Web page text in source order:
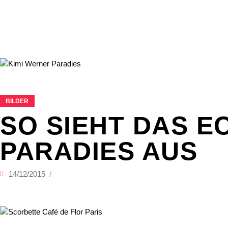
BILDER
SO SIEHT DAS
PARADIES AUS
14/12/2015